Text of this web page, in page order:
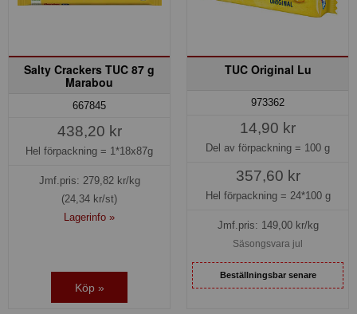
Salty Crackers TUC 87 g
Marabou
667845
438,20 kr
Hel förpackning = 1*18x87g
Jmf.pris: 279,82kr/kg
(24,34 kr/st)
Lagerinfo »
Köp »
TUC Original Lu
973362
14,90 kr
Del av förpackning = 100 g
357,60 kr
Hel förpackning = 24*100 g
Jmf.pris: 149,00kr/kg
Säsongsvara jul
Beställningsbar senare